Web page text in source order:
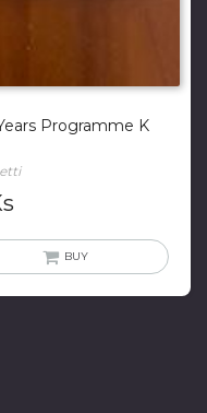
Programme K
BUY